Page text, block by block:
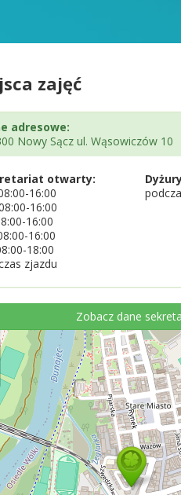
zajęć
adresowe:
Nowy Sącz ul. Wąsowiczów 10
otwarty:
16:00
16:00
16:00
16:00
18:00
zjazdu
Zobacz dane